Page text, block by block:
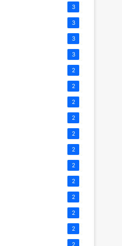
3
3
3
3
2
2
2
2
2
2
2
2
2
2
2
2